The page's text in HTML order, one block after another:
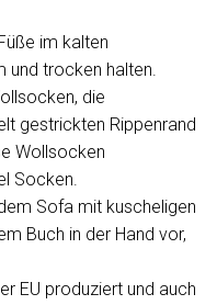
im kalten
und trocken halten.
die
gestrickten Rippenrand
Wollsocken
Socken.
Sofa mit kuscheligen
Buch in der Hand vor,
EU produziert und auch